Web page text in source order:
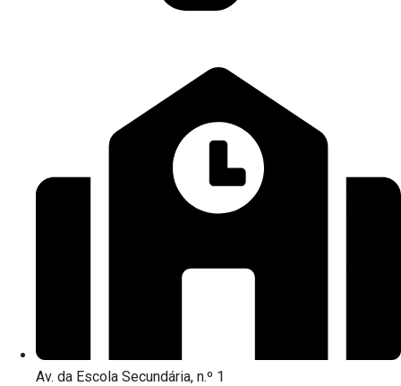
Av. da Escola Secundária, n.º 1